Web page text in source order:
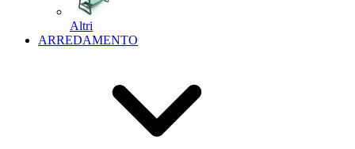
Altri
ARREDAMENTO